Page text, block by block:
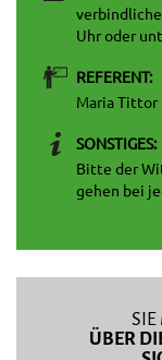
Uhr oder
REFERENT:
Maria Tittor
SONSTIGES:
Bitte der
gehen bei
SIE
ÜBER